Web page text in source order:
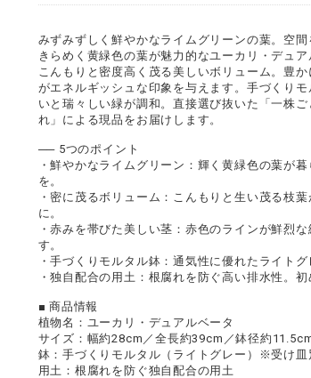
みずみずしく鮮やかなライムグリーンの葉。空間
きらめく黄緑色の葉が魅力的なユーカリ・デュア
こんもりと密度高く茂る美しいボリューム。豊
がエネルギッシュな印象を与えます。手づくり
いと瑞々しい緑が調和。直接選び抜いた「一株ご
れ」による現品をお届けします。
── 5つのポイント
・鮮やかなライムグリーン：輝く黄緑色の葉が
を。
・密に茂るボリューム：こんもりと生い茂る枝
に。
・赤みを帯びた美しい茎：赤色のラインが鮮烈な
す。
・手づくりモルタル鉢：通気性に優れたライトグ
・独自配合の用土：根腐れを防ぐ高い排水性。初
■ 商品情報
植物名：ユーカリ・デュアルベータ
サイズ：幅約28cm／全長約39cm／鉢径約
鉢：手づくりモルタル（ライトグレー）※受け皿
用土：根腐れを防ぐ独自配合の用土